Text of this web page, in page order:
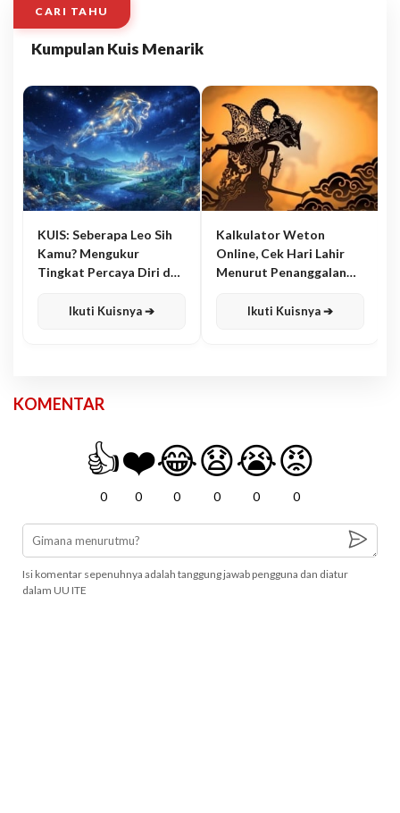
CARI TAHU
Kumpulan Kuis Menarik
KUIS: Seberapa Leo Sih
Kamu? Mengukur
Tingkat Percaya Diri dan
Ikuti Kuisnya ➔
Kalkulator Weton
Online, Cek Hari Lahir
Menurut Penanggalan
Ikuti Kuisnya ➔
KOMENTAR
👍
0
❤️
0
😂
0
😧
0
😭
0
😡
0
Isi komentar sepenuhnya adalah tanggung jawab pengguna dan diatur
dalam UU ITE